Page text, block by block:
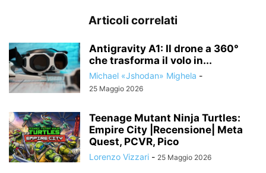
Articoli correlati
Antigravity A1: Il drone a 360°
che trasforma il volo in...
Michael «Jshodan» Mighela -
25 Maggio 2026
Teenage Mutant Ninja Turtles:
Empire City |Recensione| Meta
Quest, PCVR, Pico
Lorenzo Vizzari - 25 Maggio 2026